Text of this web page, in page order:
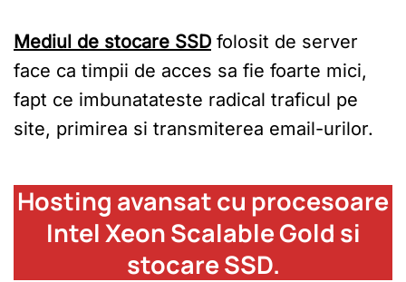
Mediul de stocare SSD folosit de server
face ca timpii de acces sa fie foarte mici,
fapt ce imbunatateste radical traficul pe
site, primirea si transmiterea email-urilor.
Hosting avansat cu procesoare
Intel Xeon Scalable Gold si
stocare SSD.